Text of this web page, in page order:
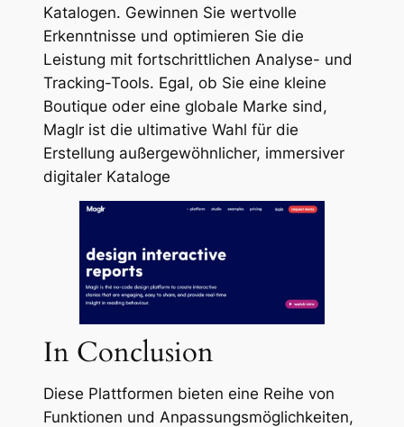
Katalogen. Gewinnen Sie wertvolle
Erkenntnisse und optimieren Sie die
Leistung mit fortschrittlichen Analyse- und
Tracking-Tools. Egal, ob Sie eine kleine
Boutique oder eine globale Marke sind,
Maglr ist die ultimative Wahl für die
Erstellung außergewöhnlicher, immersiver
digitaler Kataloge
In Conclusion
Diese Plattformen bieten eine Reihe von
Funktionen und Anpassungsmöglichkeiten,